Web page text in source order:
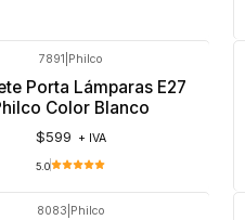
7891 Philco
Porta Lámparas E27
Color Blanco
$599 + IVA
5.0
8083 Philco